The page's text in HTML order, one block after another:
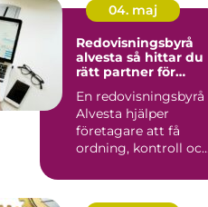
04. maj
Redovisningsbyrå
alvesta så hittar du
rätt partner för
En redovisningsbyrå
Alvesta hjälper
företagare att få
ordning, kontroll och
ekonom...